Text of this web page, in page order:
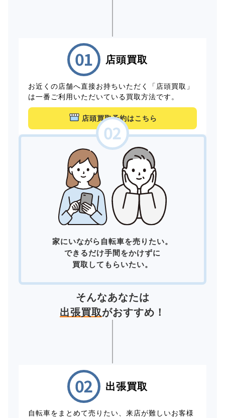
店頭買取
お近くの店舗へ直接お持ちいただく「店頭買取」
は一番ご利用いただいている買取方法です。
店頭買取予約はこちら
家にいながら自転車を売りたい。
できるだけ手間をかけずに
買取してもらいたい。
そんなあなたは
出張買取がおすすめ！
出張買取
自転車をまとめて売りたい、来店が難しいお客様